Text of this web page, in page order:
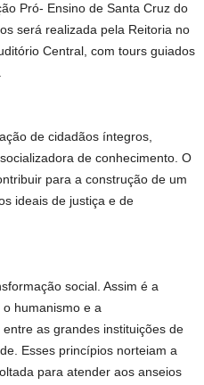
Pró- Ensino de Santa Cruz do
será realizada pela Reitoria no
Central, com tours guiados
de cidadãos íntegros,
de conhecimento. O
para a construção de um
ideais de justiça e de
social. Assim é a
humanismo e a
as grandes instituições de
Esses princípios norteiam a
para atender aos anseios